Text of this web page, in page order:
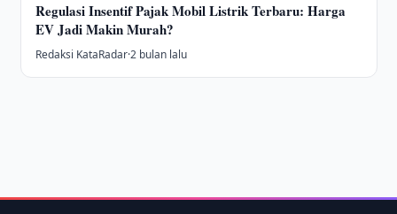
Regulasi Insentif Pajak Mobil Listrik Terbaru: Harga
EV Jadi Makin Murah?
Redaksi KataRadar·2 bulan lalu